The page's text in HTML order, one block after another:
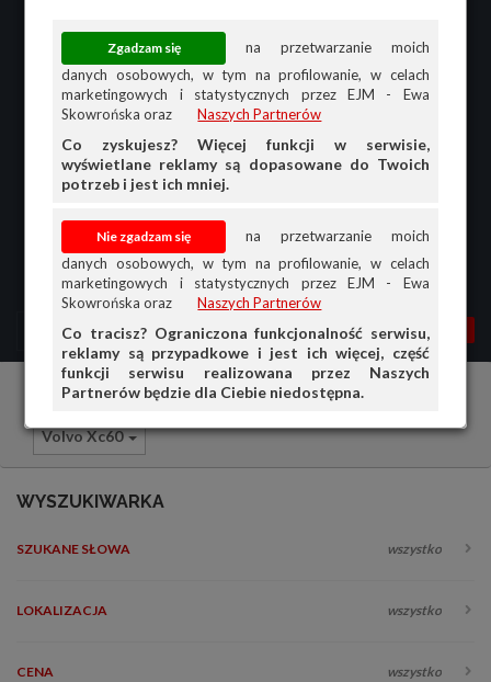
na przetwarzanie moich
danych osobowych, w tym na profilowanie, w celach
marketingowych i statystycznych przez EJM - Ewa
Skowrońska oraz
Naszych Partnerów
Co zyskujesz? Więcej funkcji w serwisie,
wyświetlane reklamy są dopasowane do Twoich
potrzeb i jest ich mniej.
na przetwarzanie moich
danych osobowych, w tym na profilowanie, w celach
marketingowych i statystycznych przez EJM - Ewa
Skowrońska oraz
Naszych Partnerów
Co tracisz? Ograniczona funkcjonalność serwisu,
reklamy są przypadkowe i jest ich więcej, część
funkcji serwisu realizowana przez Naszych
Partnerów będzie dla Ciebie niedostępna.
MENU MOJA AG
PRZEGLĄD
Samochody osobowe Volvo
Volvo Xc60
WYSZUKIWARKA
SZUKANE SŁOWA wszystko
LOKALIZACJA wszystko
CENA wszystko